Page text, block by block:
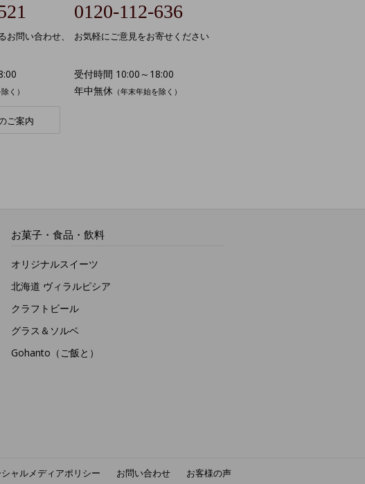
お問い合わせ、
く）
ご案内
0120-112-636
お気軽にご意見をお寄せください
受付時間 10:00～18:00
年中無休 （年末年始を除く）
お菓子・食品・飲料
オリジナルスイーツ
北海道 ヴィラルピシア
クラフトビール
グラス＆ソルベ
Gohanto（ご飯と）
シャルメディアポリシー お問い合わせ お客様の声